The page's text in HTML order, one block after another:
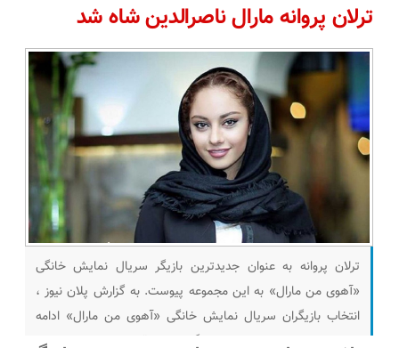
ترلان پروانه مارال ناصرالدین شاه شد
ترلان پروانه به عنوان جدیدترین بازیگر سریال نمایش خانگی
«آهوی من مارال» به این مجموعه پیوست. به گزارش پلان نیوز ،
انتخاب بازیگران سریال نمایش خانگی «آهوی من مارال» ادامه
دارد و ترلان پروانه جدیدترین بازیگر این اثر قرار است نقش مارال را